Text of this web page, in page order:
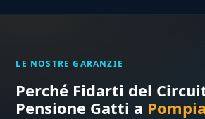
LE NOSTRE GARANZIE
Perché Fidarti del
Pensione Gatti a